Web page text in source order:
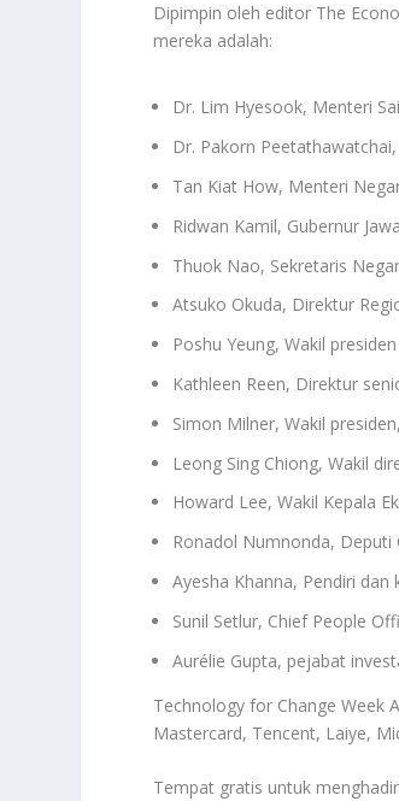
Dipimpin oleh editor The
mereka adalah:
Dr. Lim Hyesook, Menteri
Dr. Pakorn
Tan Kiat How, Menteri
Ridwan Kamil, Gubernur
Thuok Nao, Sekretaris
Atsuko Okuda, Direktur
Poshu Yeung, Wakil
Kathleen Reen, Direktur
Simon Milner, Wakil
Leong Sing Chiong, Wakil
Howard Lee, Wakil Kepala
Ronadol Numnonda, Deputi
Ayesha Khanna, Pendiri dan
Sunil Setlur, Chief People
Aurélie Gupta, pejabat
Technology for Change Week
Mastercard, Tencent, Laiye,
Tempat gratis untuk